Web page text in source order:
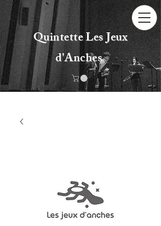
Quintette Les Jeux
d'Anches